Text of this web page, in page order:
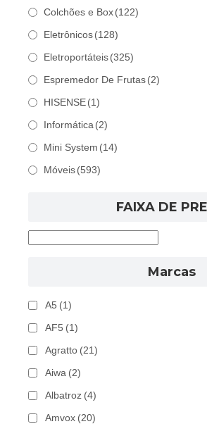
Colchões e Box (122)
Eletrônicos (128)
Eletroportáteis (325)
Espremedor De Frutas (2)
HISENSE (1)
Informática (2)
Mini System (14)
Móveis (593)
FAIXA DE
Marcas
A5 (1)
AF5 (1)
Agratto (21)
Aiwa (2)
Albatroz (4)
Amvox (20)